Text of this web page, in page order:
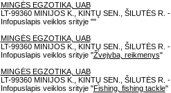
MINGĖS EGZOTIKA, UAB
LT-99360 MINIJOS K., KINTŲ SEN., ŠILUTĖS R.
Infopuslapis veiklos srityje ""
MINGĖS EGZOTIKA, UAB
LT-99360 MINIJOS K., KINTŲ SEN., ŠILUTĖS R.
Infopuslapis veiklos srityje "Žvejyba, reikmenys"
MINGĖS EGZOTIKA, UAB
LT-99360 MINIJOS K., KINTŲ SEN., ŠILUTĖS R.
Infopuslapis veiklos srityje "Fishing, fishing tackle"